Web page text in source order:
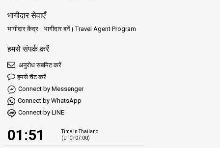
भागीदार सेवाएँ
भागीदार केंद्र भागीदार बनें Travel Agent Program
हमसे संपर्क करें
अनुरोध सबमिट करें
हमसे चैट करें
Connect by Messenger
Connect by WhatsApp
Connect by LINE
01:51
Time in Thailand
(UTC+07:00)